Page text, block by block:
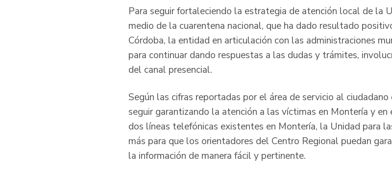
Para seguir fortaleciendo la estrategia de atención local de la
medio de la cuarentena nacional, que ha dado resultado
Córdoba, la entidad en articulación con las administraciones
para continuar dando respuestas a las dudas y trámites,
del canal presencial.
Según las cifras reportadas por el área de servicio al
seguir garantizando la atención a las víctimas en Montería y
dos líneas telefónicas existentes en Montería, la Unidad para
más para que los orientadores del Centro Regional puedan
la información de manera fácil y pertinente.